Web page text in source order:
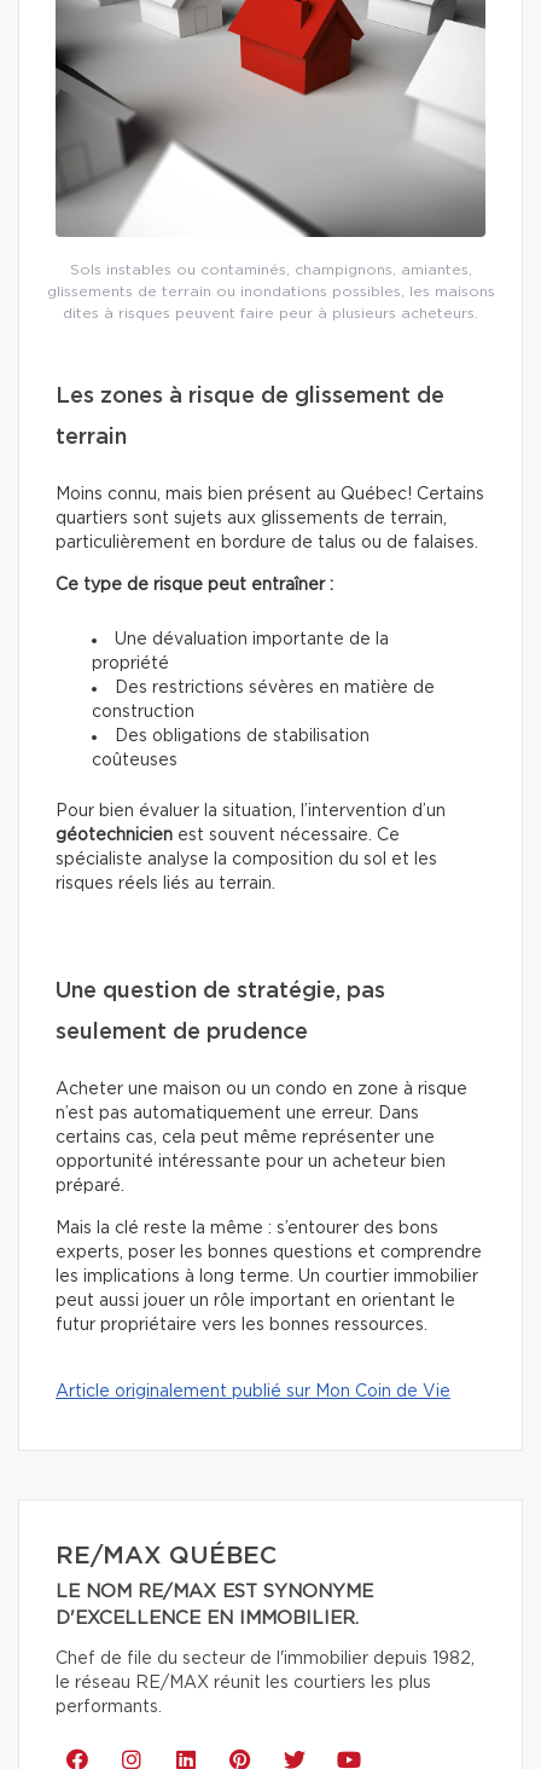
Sols instables ou contaminés, champignons, amiantes,
glissements de terrain ou inondations possibles, les maisons
dites à risques peuvent faire peur à plusieurs acheteurs.
Les zones à risque de glissement de
terrain
Moins connu, mais bien présent au Québec! Certains
quartiers sont sujets aux glissements de terrain,
particulièrement en bordure de talus ou de falaises.
Ce type de risque peut entraîner :
Une dévaluation importante de la
propriété
Des restrictions sévères en matière de
construction
Des obligations de stabilisation
coûteuses
Pour bien évaluer la situation, l’intervention d’un
géotechnicien est souvent nécessaire. Ce
spécialiste analyse la composition du sol et les
risques réels liés au terrain.
Une question de stratégie, pas
seulement de prudence
Acheter une maison ou un condo en zone à risque
n’est pas automatiquement une erreur. Dans
certains cas, cela peut même représenter une
opportunité intéressante pour un acheteur bien
préparé.
Mais la clé reste la même : s’entourer des bons
experts, poser les bonnes questions et comprendre
les implications à long terme. Un courtier immobilier
peut aussi jouer un rôle important en orientant le
futur propriétaire vers les bonnes ressources.
Article originalement publié sur Mon Coin de Vie
RE/MAX QUÉBEC
LE NOM RE/MAX EST SYNONYME
D'EXCELLENCE EN IMMOBILIER.
Chef de file du secteur de l'immobilier depuis 1982,
le réseau RE/MAX réunit les courtiers les plus
performants.